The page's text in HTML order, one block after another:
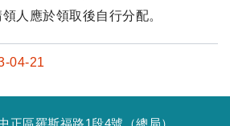
人應於領取後自行分配。
04-21
正區羅斯福路1段4號（總局）